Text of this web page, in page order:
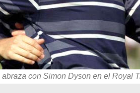
con Simon Dyson en el Royal